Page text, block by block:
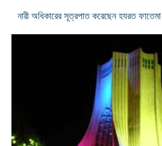
নারী অধিকারের সূত্রপাত করেছেন হযরত